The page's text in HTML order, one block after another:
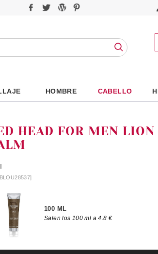
HOMBRE CABELLO
HEAD FOR MEN
100 ML
Salen los 100 ml a 4.8 €